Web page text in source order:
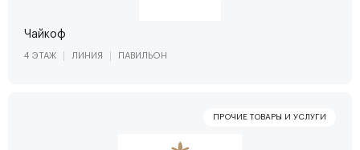
Чайкоф
4 ЭТАЖ ЛИНИЯ ПАВИЛЬОН